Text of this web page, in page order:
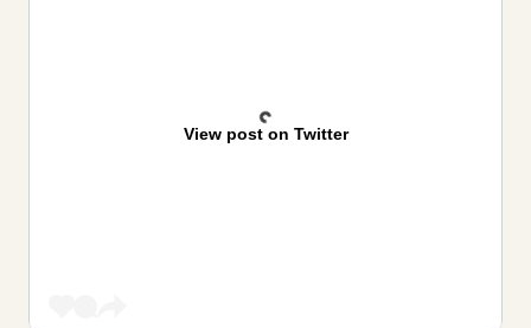
View post on Twitter